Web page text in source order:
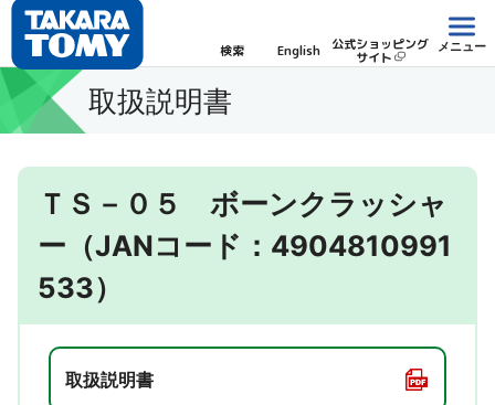
検索 English 公式ショッピング
サイト
メニュー
取扱説明書
ＴＳ－０５ ボーンクラッシャ
ー（JANコード：4904810991
533）
取扱説明書